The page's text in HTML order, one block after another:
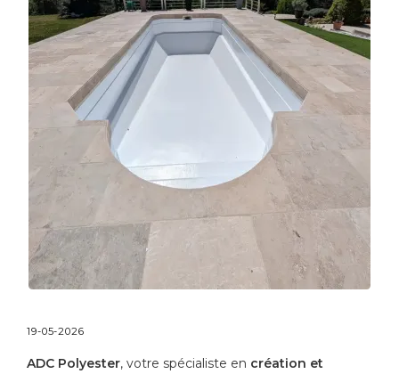
19-05-2026
ADC Polyester, votre spécialiste en création et